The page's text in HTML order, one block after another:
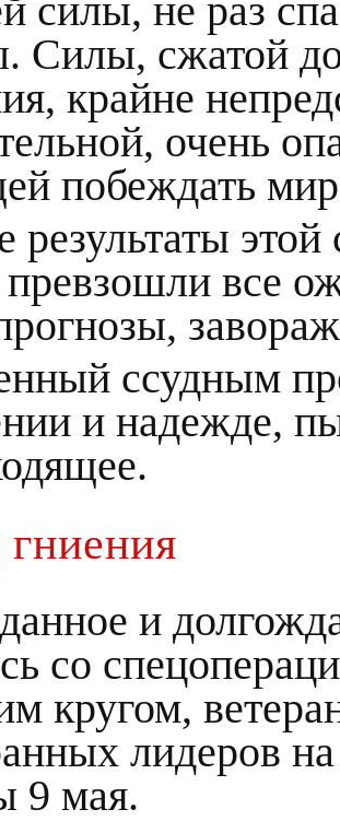
силы, не раз
Силы, сжатой
крайне
очень
побеждать
результаты
превзошли все
ссудным
и надежде,
и
со
кругом,
лидеров
9 мая.